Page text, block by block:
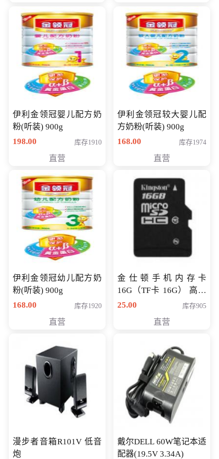
伊利金领冠婴儿配方奶
粉(听装) 900g
198.00
库存1910
直营
伊利金领冠较大婴儿配
方奶粉(听装) 900g
168.00
库存1974
直营
伊利金领冠幼儿配方奶
粉(听装) 900g
168.00
库存1920
直营
金仕顿手机内存卡
16G（TF卡 16G） 高速
卡 CLASS 10
25.00 库存905
直营
漫步者音箱R101V 低音
炮
戴尔DELL 60W笔记本适
配器(19.5V 3.34A)